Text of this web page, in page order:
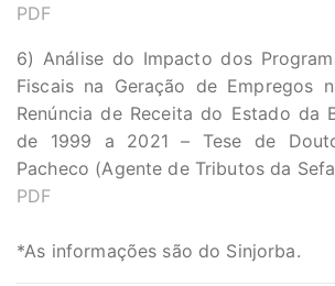
PDF
6) Análise do Impacto dos
Fiscais na Geração de Empregos
Renúncia de Receita do Estado da
de 1999 a 2021 – Tese de
Pacheco (Agente de Tributos da
PDF
*As informações são do Sinjorba.